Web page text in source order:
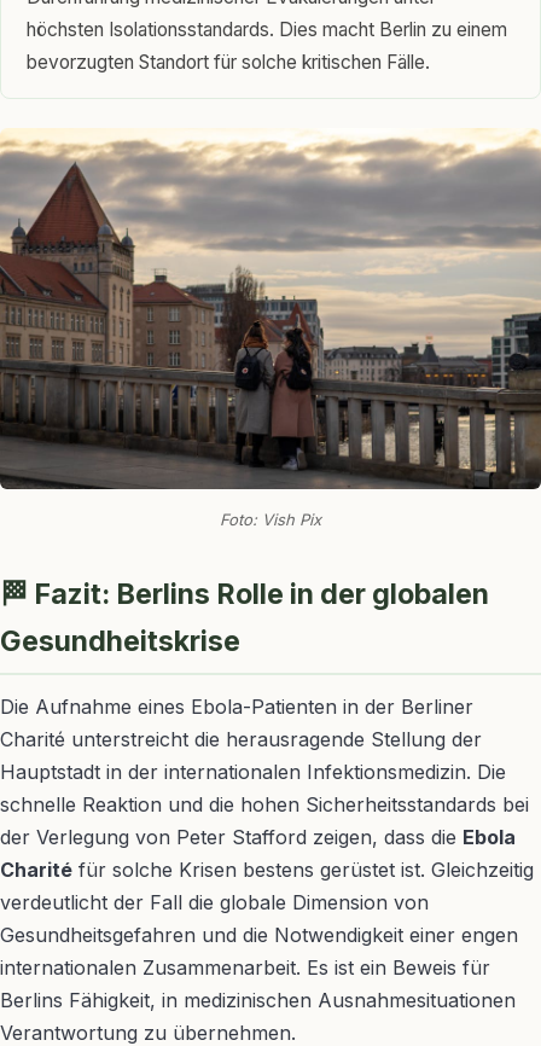
höchsten Isolationsstandards. Dies macht Berlin zu einem
bevorzugten Standort für solche kritischen Fälle.
Foto: Vish Pix
🏁 Fazit: Berlins Rolle in der globalen
Gesundheitskrise
Die Aufnahme eines Ebola-Patienten in der Berliner
Charité unterstreicht die herausragende Stellung der
Hauptstadt in der internationalen Infektionsmedizin. Die
schnelle Reaktion und die hohen Sicherheitsstandards bei
der Verlegung von Peter Stafford zeigen, dass die Ebola
Charité für solche Krisen bestens gerüstet ist. Gleichzeitig
verdeutlicht der Fall die globale Dimension von
Gesundheitsgefahren und die Notwendigkeit einer engen
internationalen Zusammenarbeit. Es ist ein Beweis für
Berlins Fähigkeit, in medizinischen Ausnahmesituationen
Verantwortung zu übernehmen.